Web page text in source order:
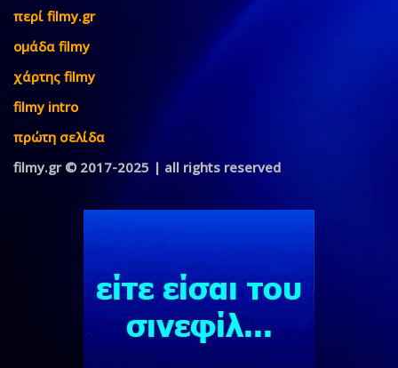
περί filmy.gr
ομάδα filmy
χάρτης filmy
filmy intro
πρώτη σελίδα
filmy.gr © 2017-2025 | all rights reserved